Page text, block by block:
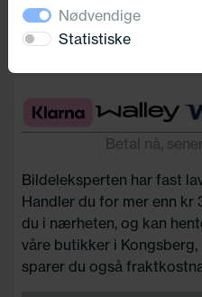
Betal nå,
Bildeleksperten har fast
Handler du for mer enn
du i nærheten, og kan
våre butikker i
sparer du også
Nødvendige
Statistiske